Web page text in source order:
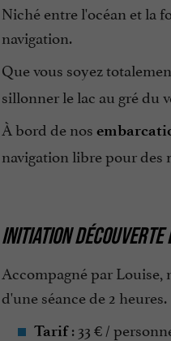
Niché entre l'océan et la
navigation.
Que vous soyez
sillonner le lac au gré du
À bord de nos
navigation libre pour
INITIATION
Accompagné par
d'une séance de 2 heures.
Tarif: 33 € /